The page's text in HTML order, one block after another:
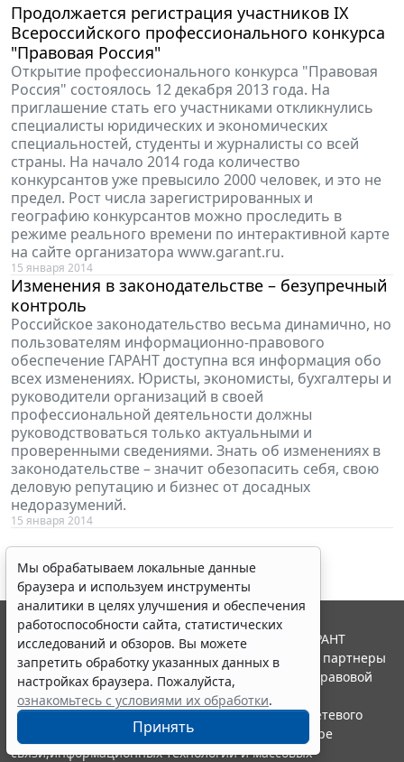
Продолжается регистрация участников IX
Всероссийского профессионального конкурса
"Правовая Россия"
Открытие профессионального конкурса "Правовая
Россия" состоялось 12 декабря 2013 года. На
приглашение стать его участниками откликнулись
специалисты юридических и экономических
специальностей, студенты и журналисты со всей
страны. На начало 2014 года количество
конкурсантов уже превысило 2000 человек, и это не
предел. Рост числа зарегистрированных и
географию конкурсантов можно проследить в
режиме реального времени по интерактивной карте
на сайте организатора www.garant.ru.
15 января 2014
Изменения в законодательстве – безупречный
контроль
Российское законодательство весьма динамично, но
пользователям информационно-правового
обеспечение ГАРАНТ доступна вся информация обо
всех изменениях. Юристы, экономисты, бухгалтеры и
руководители организаций в своей
профессиональной деятельности должны
руководствоваться только актуальными и
проверенными сведениями. Знать об изменениях в
законодательстве – значит обезопасить себя, свою
деловую репутацию и бизнес от досадных
недоразумений.
15 января 2014
Мы обрабатываем локальные данные
браузера и используем инструменты
аналитики в целях улучшения и обеспечения
работоспособности сайта, статистических
исследований и обзоров. Вы можете
запретить обработку указанных данных в
настройках браузера. Пожалуйста,
ознакомьтесь с условиями их обработки.
Принять
© ООО "НПП "ГАРАНТ-СЕРВИС", 2026. Система ГАРАНТ
выпускается с 1990 года. Компания "Гарант" и ее партнеры
являются участниками Российской ассоциации правовой
информации ГАРАНТ.
Портал ГАРАНТ.РУ зарегистрирован в качестве сетевого
издания Федеральной службой по надзору в сфере
связи,информационных технологий и массовых